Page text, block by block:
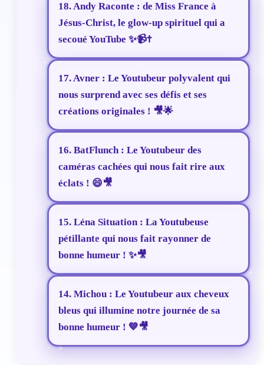
18. Andy Raconte : de Miss France à
Jésus-Christ, le glow-up spirituel qui a
secoué YouTube ✨📹✝️
17. Avner : Le Youtubeur polyvalent qui
nous surprend avec ses défis et ses
créations originales ! 🎥🌟
16. BatFlunch : Le Youtubeur des
caméras cachées qui nous fait rire aux
éclats ! 😄🎥
15. Léna Situation : La Youtubeuse
pétillante qui nous fait rayonner de
bonne humeur ! ✨🎥
14. Michou : Le Youtubeur aux cheveux
bleus qui illumine notre journée de sa
bonne humeur ! 💙🎥